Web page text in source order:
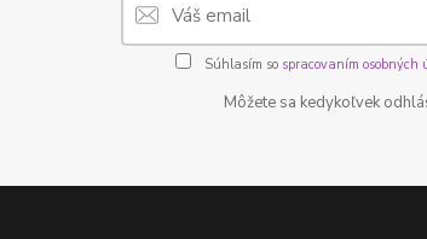
Súhlasím so spracovaním osobných
Môžete sa kedykoľvek